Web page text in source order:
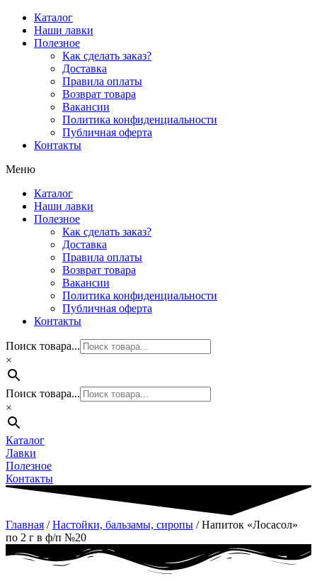
Перейти
содержимому
Каталог
Наши лавки
Полезное
Как сделать заказ?
Доставка
Правила оплаты
Возврат товара
Вакансии
Политика конфиденциальности
Публичная оферта
Контакты
Меню
Каталог
Наши лавки
Полезное
Как сделать заказ?
Доставка
Правила оплаты
Возврат товара
Вакансии
Политика конфиденциальности
Публичная оферта
Контакты
Поиск товара...
×
Поиск товара...
×
Каталог
Лавки
Полезное
Контакты
Главная /Настойки, бальзамы, сиропы / Напиток «Лосасол»
по 2 г в ф/п №20